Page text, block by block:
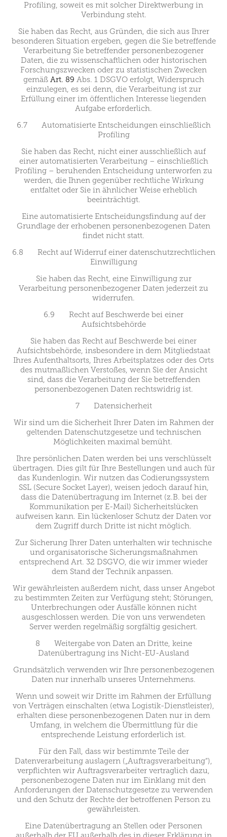
Profiling, soweit es mit solcher Direktwerbung in
Verbindung steht.
Sie haben das Recht, aus Gründen, die sich aus Ihrer
besonderen Situation ergeben, gegen die Sie betreffende
Verarbeitung Sie betreffender personenbezogener
Daten, die zu wissenschaftlichen oder historischen
Forschungszwecken oder zu statistischen Zwecken
gemäß Art. 89 Abs. 1 DSGVO erfolgt, Widerspruch
einzulegen, es sei denn, die Verarbeitung ist zur
Erfüllung einer im öffentlichen Interesse liegenden
Aufgabe erforderlich.
6.7 Automatisierte Entscheidungen einschließlich
Profiling
Sie haben das Recht, nicht einer ausschließlich auf
einer automatisierten Verarbeitung – einschließlich
Profiling – beruhenden Entscheidung unterworfen zu
werden, die Ihnen gegenüber rechtliche Wirkung
entfaltet oder Sie in ähnlicher Weise erheblich
beeinträchtigt.
Eine automatisierte Entscheidungsfindung auf der
Grundlage der erhobenen personenbezogenen Daten
findet nicht statt.
6.8 Recht auf Widerruf einer datenschutzrechtlichen
Einwilligung
Sie haben das Recht, eine Einwilligung zur
Verarbeitung personenbezogener Daten jederzeit zu
widerrufen.
6.9 Recht auf Beschwerde bei einer
Aufsichtsbehörde
Sie haben das Recht auf Beschwerde bei einer
Aufsichtsbehörde, insbesondere in dem Mitgliedstaat
Ihres Aufenthaltsorts, Ihres Arbeitsplatzes oder des Orts
des mutmaßlichen Verstoßes, wenn Sie der Ansicht
sind, dass die Verarbeitung der Sie betreffenden
personenbezogenen Daten rechtswidrig ist.
7 Datensicherheit
Wir sind um die Sicherheit Ihrer Daten im Rahmen der
geltenden Datenschutzgesetze und technischen
Möglichkeiten maximal bemüht.
Ihre persönlichen Daten werden bei uns verschlüsselt
übertragen. Dies gilt für Ihre Bestellungen und auch für
das Kundenlogin. Wir nutzen das Codierungssystem
SSL (Secure Socket Layer), weisen jedoch darauf hin,
dass die Datenübertragung im Internet (z.B. bei der
Kommunikation per E-Mail) Sicherheitslücken
aufweisen kann. Ein lückenloser Schutz der Daten vor
dem Zugriff durch Dritte ist nicht möglich.
Zur Sicherung Ihrer Daten unterhalten wir technische
und organisatorische Sicherungsmaßnahmen
entsprechend Art. 32 DSGVO, die wir immer wieder
dem Stand der Technik anpassen.
Wir gewährleisten außerdem nicht, dass unser Angebot
zu bestimmten Zeiten zur Verfügung steht; Störungen,
Unterbrechungen oder Ausfälle können nicht
ausgeschlossen werden. Die von uns verwendeten
Server werden regelmäßig sorgfältig gesichert.
8 Weitergabe von Daten an Dritte, keine
Datenübertragung ins Nicht-EU-Ausland
Grundsätzlich verwenden wir Ihre personenbezogenen
Daten nur innerhalb unseres Unternehmens.
Wenn und soweit wir Dritte im Rahmen der Erfüllung
von Verträgen einschalten (etwa Logistik-Dienstleister),
erhalten diese personenbezogenen Daten nur in dem
Umfang, in welchem die Übermittlung für die
entsprechende Leistung erforderlich ist.
Für den Fall, dass wir bestimmte Teile der
Datenverarbeitung auslagern („Auftragsverarbeitung“),
verpflichten wir Auftragsverarbeiter vertraglich dazu,
personenbezogene Daten nur im Einklang mit den
Anforderungen der Datenschutzgesetze zu verwenden
und den Schutz der Rechte der betroffenen Person zu
gewährleisten.
Eine Datenübertragung an Stellen oder Personen